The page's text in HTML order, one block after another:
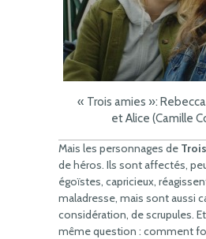
« Trois amies »:
et Alice (Camille
Mais les personnages de
de héros. Ils sont affectés,
égoïstes, capricieux,
maladresse, mais sont aussi
considération, de scrupules.
même question : comment